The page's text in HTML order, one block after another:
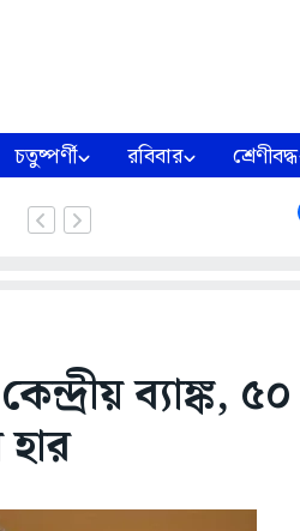
চতুষ্পর্ণী রবিবার শ্রেণীবদ্ধ
ব্যাঙ্ক, ৫০